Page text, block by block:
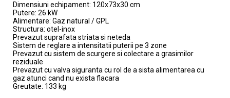
Dimensiuni echipament: 120x73x30 cm
Putere: 26 kW
Alimentare: Gaz natural / GPL
Structura: otel-inox
Prevazut suprafata striata si neteda
Sistem de reglare a intensitatii puterii pe 3 zone
Prevazut cu sistem de scurgere si colectare a grasimilor
reziduale
Prevazut cu valva siguranta cu rol de a sista alimentarea cu
gaz atunci cand nu exista flacara
Greutate: 133 kg